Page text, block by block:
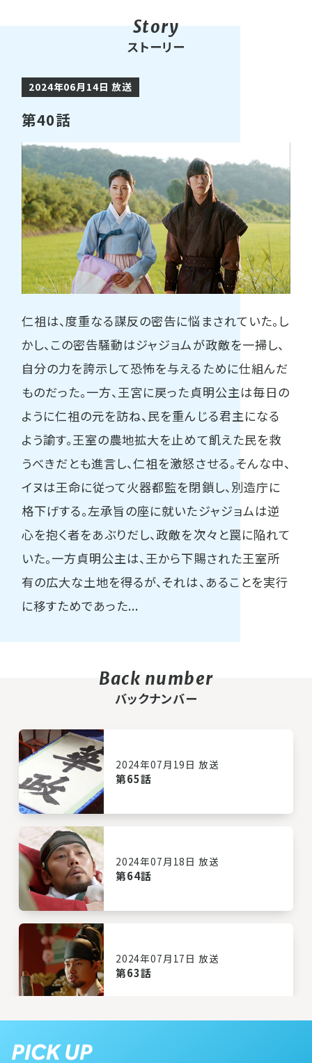
ストーリー
2024年06月14日 放送
第40話
仁祖は、度重なる謀反の密告に悩まされていた。し
かし、この密告騒動はジャジョムが政敵を一掃し、
自分の力を誇示して恐怖を与えるために仕組んだ
ものだった。一方、王宮に戻った貞明公主は毎日の
ように仁祖の元を訪ね、民を重んじる君主になる
よう諭す。王室の農地拡大を止めて飢えた民を救
うべきだとも進言し、仁祖を激怒させる。そんな中、
イヌは王命に従って火器都監を閉鎖し、別造庁に
格下げする。左承旨の座に就いたジャジョムは逆
心を抱く者をあぶりだし、政敵を次々と罠に陥れて
いた。一方貞明公主は、王から下賜された王室所
有の広大な土地を得るが、それは、あることを実行
に移すためであった...
バックナンバー
2024年07月19日 放送
第65話
2024年07月18日 放送
第64話
2024年07月17日 放送
第63話